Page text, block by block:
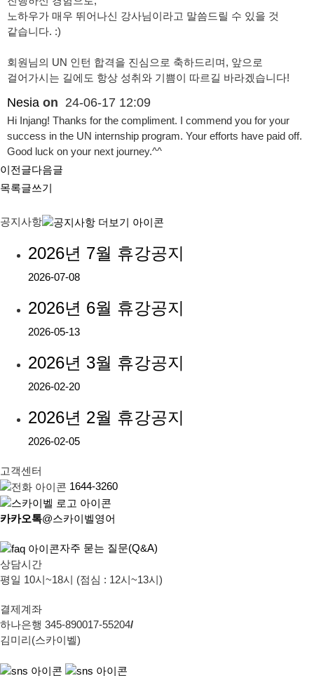
노하우가 매우 뛰어나신 강사님이라고 말씀드릴 수 있을 것
같습니다. :)
회원님의 UN 인턴 합격을 진심으로 축하드리며, 앞으로
걸어가시는 길에도 항상 성취와 기쁨이 따르길 바라겠습니다!
Nesia on 24-06-17 12:09
Hi Injang! Thanks for the compliment. I commend you for your
success in the UN internship program. Your efforts have paid off.
Good luck on your next journey.^^
이전글다음글
목록글쓰기
공지사항
2026년 7월 휴강공지
2026-07-08
2026년 6월 휴강공지
2026-05-13
2026년 3월 휴강공지
2026-02-20
2026년 2월 휴강공지
2026-02-05
고객센터
1644-3260
카카오톡@스카이벨영어
자주 묻는 질문(Q&A)
상담시간
평일 10시~18시 (점심 : 12시~13시)
결제계좌
하나은행 345-890017-55204/
김미리(스카이벨)